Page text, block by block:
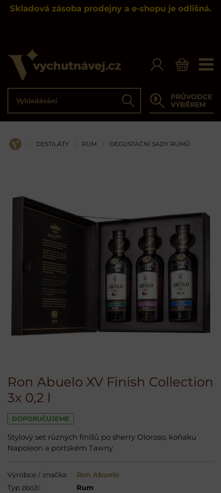
Skladová zásoba prodejny a e-shopu je odlišná.
Hledat
PRŮVODCE
VÝBĚREM
ÚVOD
/ DESTILÁTY / RUM / DEGUSTAČNÍ SADY RUMŮ
Ron Abuelo XV Finish Collection
3x 0,2 l
DOPORUČUJEME
Stylový set různých finišů po sherry Oloroso, koňaku
Napoleon a portském Tawny
Výrobce / značka:
Ron Abuelo
Typ zboží:
Rum